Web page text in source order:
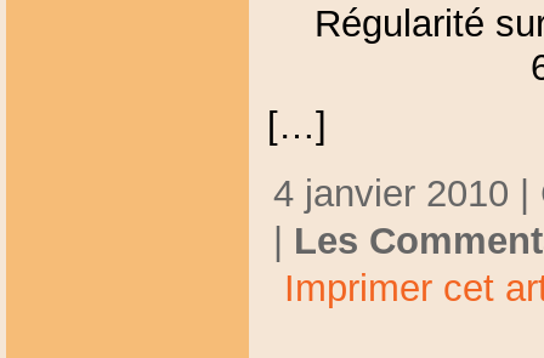
Régularité
[…]
4 janvier 2010
Les
Imprimer cet